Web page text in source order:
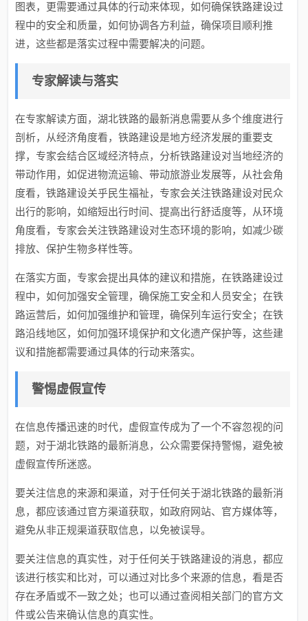
图表，更需要通过具体的行动来体现，如何确保铁路建设过
程中的安全和质量，如何协调各方利益，确保项目顺利推
进，这些都是落实过程中需要解决的问题。
专家解读与落实
在专家解读方面，湖北铁路的最新消息需要从多个维度进行
剖析，从经济角度看，铁路建设是地方经济发展的重要支
撑，专家会结合区域经济特点，分析铁路建设对当地经济的
带动作用，如促进物流运输、带动旅游业发展等，从社会角
度看，铁路建设关乎民生福祉，专家会关注铁路建设对民众
出行的影响，如缩短出行时间、提高出行舒适度等，从环境
角度看，专家会关注铁路建设对生态环境的影响，如减少碳
排放、保护生物多样性等。
在落实方面，专家会提出具体的建议和措施，在铁路建设过
程中，如何加强安全管理，确保施工安全和人员安全；在铁
路运营后，如何加强维护和管理，确保列车运行安全；在铁
路沿线地区，如何加强环境保护和文化遗产保护等，这些建
议和措施都需要通过具体的行动来落实。
警惕虚假宣传
在信息传播迅速的时代，虚假宣传成为了一个不容忽视的问
题，对于湖北铁路的最新消息，公众需要保持警惕，避免被
虚假宣传所迷惑。
要关注信息的来源和渠道，对于任何关于湖北铁路的最新消
息，都应该通过官方渠道获取，如政府网站、官方媒体等，
避免从非正规渠道获取信息，以免被误导。
要关注信息的真实性，对于任何关于铁路建设的消息，都应
该进行核实和比对，可以通过对比多个来源的信息，看是否
存在矛盾或不一致之处；也可以通过查阅相关部门的官方文
件或公告来确认信息的真实性。